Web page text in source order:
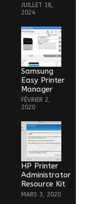
JUILLET 18,
2024
Samsung
Easy Printer
Manager
FÉVRIER 2,
2020
HP Printer
Administrator
Resource Kit
MARS 3, 2020